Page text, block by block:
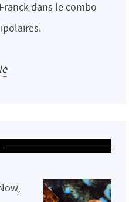
dans le combo